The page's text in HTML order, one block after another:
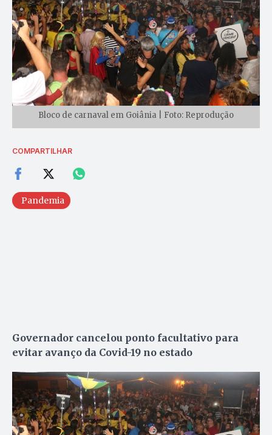
Bloco de carnaval em Goiânia | Foto: Reprodução
COMPARTILHAR
Pandemia
Governador cancelou ponto facultativo para
evitar avanço da Covid-19 no estado